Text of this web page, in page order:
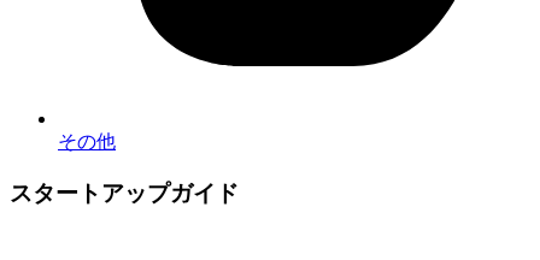
その他
スタートアップガイド